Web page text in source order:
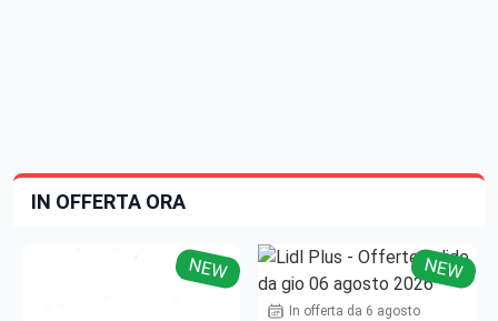
IN OFFERTA ORA
NEW NEW
In offerta da 6 agosto